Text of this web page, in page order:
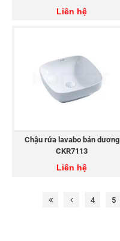
Liên hệ
Chậu rửa lavabo bán dương
CKR7113
Liên hệ
4 5